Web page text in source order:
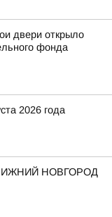
двери открыло
фонда
2026 года
НИЖНИЙ НОВГОРОД